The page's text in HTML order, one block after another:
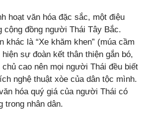
hoạt văn hóa đặc sắc, một điệu
cộng đồng người Thái Tây Bắc.
khác là “Xe khăm khen” (múa cầm
sự đoàn kết thân thiện gắn bó,
cao nên mọi người Thái đều biết
nghệ thuật xòe của dân tộc mình.
hóa quý giá của người Thái có
trong nhân dân.